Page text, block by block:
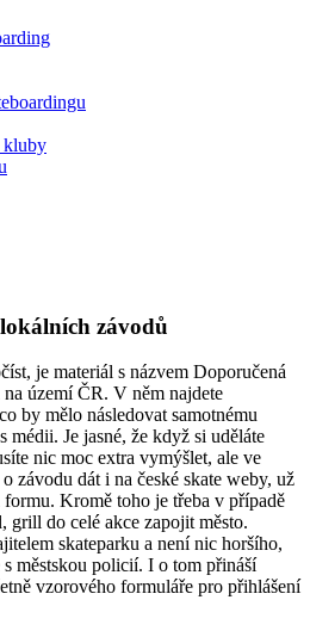
kluby
závodů
je materiál s názvem Doporučená
území ČR. V něm najdete
by mělo následovat samotnému
médii. Je jasné, že když si uděláte
nic moc extra vymýšlet, ale ve
závodu dát i na české skate weby, už
Kromě toho je třeba v případě
grill do celé akce zapojit město.
skateparku a není nic horšího,
městskou policií. I o tom přináší
vzorového formuláře pro přihlášení